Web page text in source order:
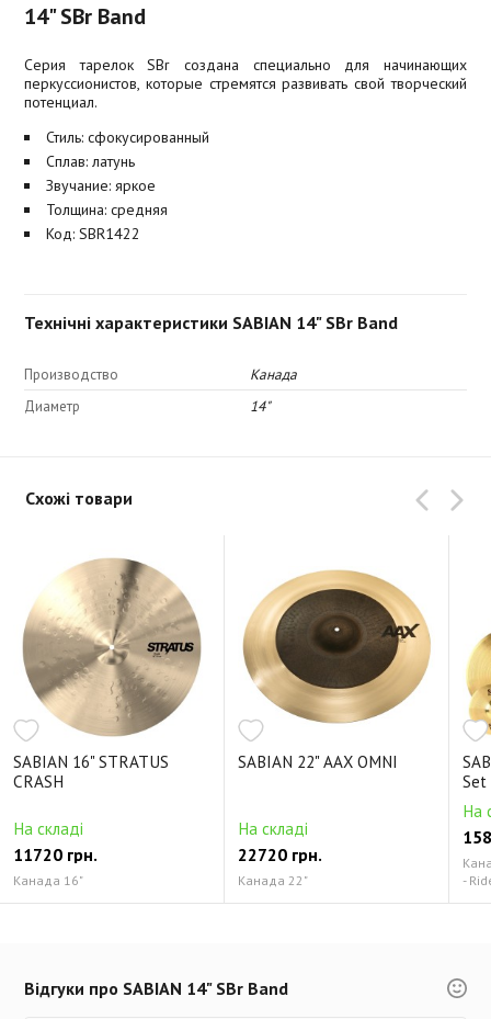
14" SBr Band
Серия тарелок SBr создана специально для начинающих
перкуссионистов, которые стремятся развивать свой творческий
потенциал.
Стиль: сфокусированный
Сплав: латунь
Звучание: яркое
Толщина: средняя
Код: SBR1422
Технічні характеристики SABIAN 14" SBr Band
Производство
Канада
Диаметр
14"
Схожі товари
SABIAN 16" STRATUS
CRASH
На складі
11720 грн.
Канада 16"
SABIAN 22" AAX OMNI
На складі
22720 грн.
Канада 22"
Set
На
-
Відгуки про SABIAN 14" SBr Band